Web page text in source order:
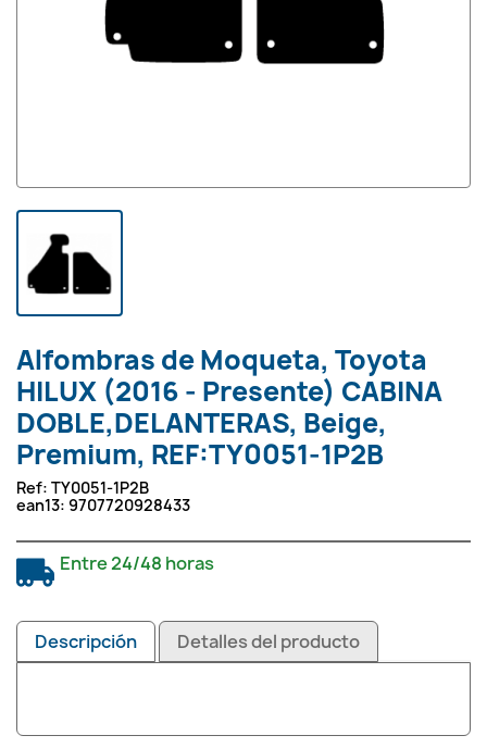
Alfombras de Moqueta, Toyota
HILUX (2016 - Presente) CABINA
DOBLE,DELANTERAS, Beige,
Premium, REF:TY0051-1P2B
Ref: TY0051-1P2B
ean13: 9707720928433
Entre 24/48 horas
Descripción Detalles del producto